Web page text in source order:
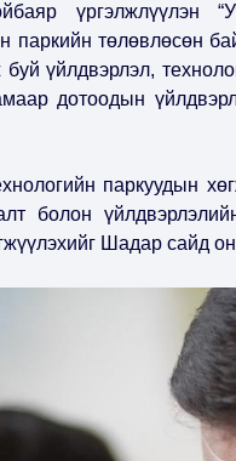
үргэлжлүүлэн
паркийн төлөвлөсөн
үйлдвэрлэл,
дотоодын
паркуудын
болон
Шадар сайд